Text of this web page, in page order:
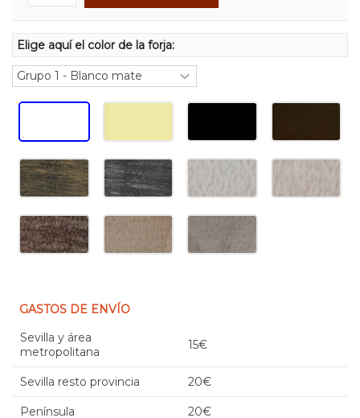
Elige aquí el color de la forja:
GASTOS DE ENVÍO
Sevilla y área
metropolitana
15€
Sevilla resto provincia 20€
Península 20€